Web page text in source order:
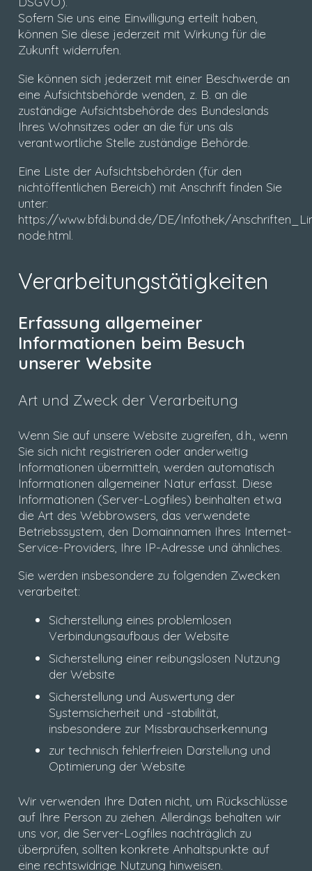
Sofern Sie uns eine Einwilligung erteilt haben,
können Sie diese jederzeit mit Wirkung für die
Zukunft widerrufen.
Sie können sich jederzeit mit einer Beschwerde an
eine Aufsichtsbehörde wenden, z. B. an die
zuständige Aufsichtsbehörde des Bundeslands
Ihres Wohnsitzes oder an die für uns als
verantwortliche Stelle zuständige Behörde.
Eine Liste der Aufsichtsbehörden (für den
nichtöffentlichen Bereich) mit Anschrift finden Sie
unter:
https://www.bfdi.bund.de/DE/Infothek/
node.html.
Verarbeitungstätigkeiten
Erfassung allgemeiner
Informationen beim Besuch
unserer Website
Art und Zweck der Verarbeitung
Wenn Sie auf unsere Website zugreifen, d.h., wenn
Sie sich nicht registrieren oder anderweitig
Informationen übermitteln, werden automatisch
Informationen allgemeiner Natur erfasst. Diese
Informationen (Server-Logfiles) beinhalten etwa
die Art des Webbrowsers, das verwendete
Betriebssystem, den Domainnamen Ihres Internet-
Service-Providers, Ihre IP-Adresse und ähnliches.
Sie werden insbesondere zu folgenden Zwecken
verarbeitet:
Sicherstellung eines problemlosen
Verbindungsaufbaus der Website
Sicherstellung einer reibungslosen Nutzung
der Website
Sicherstellung und Auswertung der
Systemsicherheit und -stabilität,
insbesondere zur Missbrauchserkennung
zur technisch fehlerfreien Darstellung und
Optimierung der Website
Wir verwenden Ihre Daten nicht, um Rückschlüsse
auf Ihre Person zu ziehen. Allerdings behalten wir
uns vor, die Server-Logfiles nachträglich zu
überprüfen, sollten konkrete Anhaltspunkte auf
eine rechtswidrige Nutzung hinweisen.